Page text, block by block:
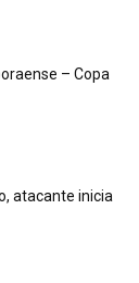
– Copa
atacante inicia